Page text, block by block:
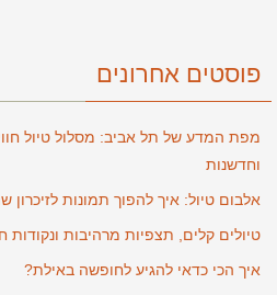
פוסטים אחרונים
מפת המדע של תל אביב: מסלול טיול
וחדשנות
אלבום טיול: איך להפוך תמונות
טיולים קלים, תצפיות מרהיבות ונקודות
איך הכי כדאי להגיע לחופשה באילת?